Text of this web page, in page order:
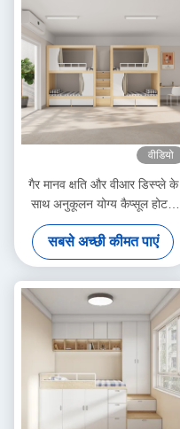
वीडियो
गैर मानव क्षति और वीआर डिस्प्ले के
साथ अनुकूलन योग्य कैप्सूल होटल
बिस्तर
सबसे अच्छी कीमत पाएं